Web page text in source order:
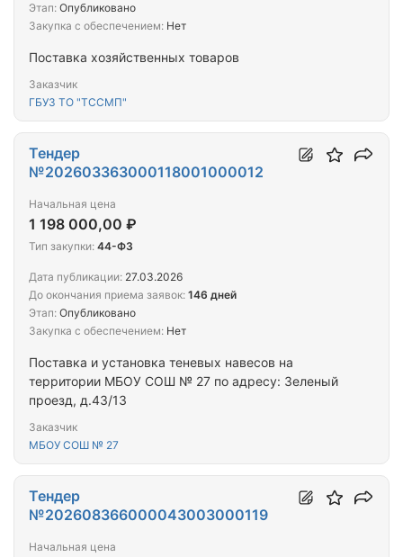
Поставка хозяйственных товаров
Заказчик
ГБУЗ ТО "ТССМП"
Этап: Опубликовано
Закупка с обеспечением: Нет
Поставка и установка теневых навесов на
территории МБОУ СОШ № 27 по адресу: Зеленый
проезд, д.43/13
Заказчик
МБОУ СОШ № 27
Тендер
№202603363000118001000012
Начальная цена
1 198 000,00 ₽
Тип закупки: 44-ФЗ
Дата публикации: 27.03.2026
До окончания приема заявок: 146 дней
Этап: Опубликовано
Закупка с обеспечением: Нет
Тендер
№202608366000043003000119
Начальная цена